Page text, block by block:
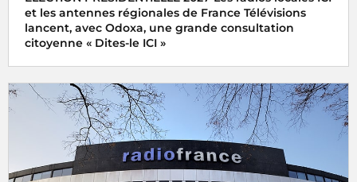
et les antennes régionales de France Télévisions
lancent, avec Odoxa, une grande consultation
citoyenne « Dites-le ICI »